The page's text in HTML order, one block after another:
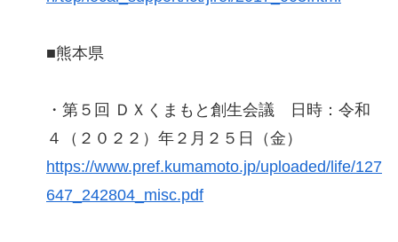
■熊本県
・第５回 ＤＸくまもと創生会議 日時：令和
４（２０２２）年２月２５日（金）
https://www.pref.kumamoto.jp/uploaded/life/127
647_242804_misc.pdf